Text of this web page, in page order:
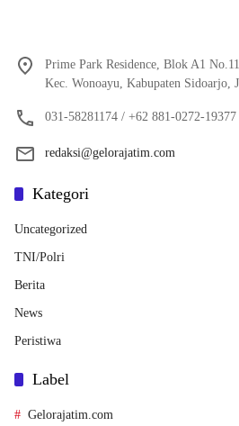
Prime Park Residence, Blok A1
Kec. Wonoayu, Kabupaten Sidoarjo,
031-58281174 / +62 881-0272-19377
redaksi@gelorajatim.com
Kategori
Uncategorized
TNI/Polri
Berita
News
Peristiwa
Label
Gelorajatim.com